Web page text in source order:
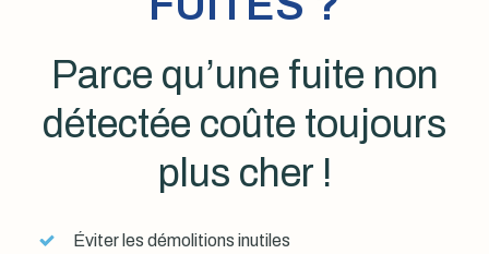
Parce qu’une fuite non
détectée coûte toujours
plus cher !
Éviter les démolitions inutiles